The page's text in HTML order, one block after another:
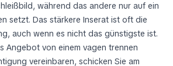
während das andere nur auf ein
setzt. Das stärkere Inserat ist oft die
auch wenn es nicht das günstigste ist.
Angebot von einem vagen trennen
vereinbaren, schicken Sie am